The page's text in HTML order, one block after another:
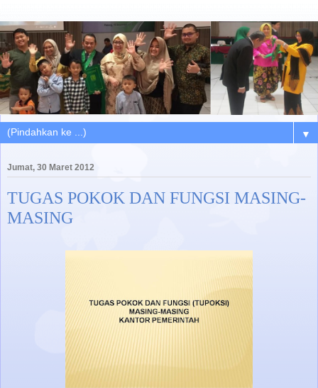
▼
Jumat, 30 Maret 2012
TUGAS POKOK DAN FUNGSI MASING-
MASING